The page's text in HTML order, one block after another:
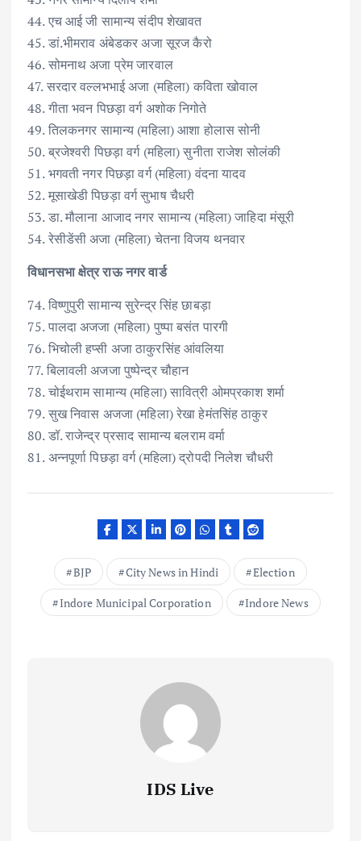
44. एच आई जी सामान्य संदीप शेखावत
45. डां.भीमराव अंबेडकर अजा सूरज कैरो
46. सोमनाथ अजा प्रेम जारवाल
47. सरदार वल्लभभाई अजा (महिला) कविता खोवाल
48. गीता भवन पिछड़ा वर्ग अशोक निगोते
49. तिलकनगर सामान्य (महिला) आशा होलास सोनी
50. ब्रजेश्वरी पिछड़ा वर्ग (महिला) सुनीता राजेश सोलंकी
51. भगवती नगर पिछड़ा वर्ग (महिला) वंदना यादव
52. मूसाखेडी पिछड़ा वर्ग सुभाष चैधरी
53. डा. मौलाना आजाद नगर सामान्य (महिला) जाहिदा मंसूरी
54. रेसीडेंसी अजा (महिला) चेतना विजय थनवार
विधानसभा क्षेत्र राऊ नगर वार्ड
74. विष्णुपुरी सामान्य सुरेन्द्र सिंह छाबड़ा
75. पालदा अजजा (महिला) पुष्पा बसंत पारगी
76. भिचोली हप्सी अजा ठाकुरसिंह आंवलिया
77. बिलावली अजजा पुष्पेन्द्र चौहान
78. चोईथराम सामान्य (महिला) सावित्री ओमप्रकाश शर्मा
79. सुख निवास अजजा (महिला) रेखा हेमंतसिंह ठाकुर
80. डॉ. राजेन्द्र प्रसाद सामान्य बलराम वर्मा
81. अन्नपूर्णा पिछड़ा वर्ग (महिला) द्रोपदी निलेश चौधरी
BJP City News in Hindi
Election
Indore Municipal Corporation
Indore News
IDS Live